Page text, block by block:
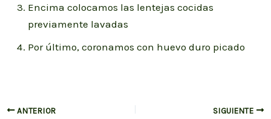
Encima colocamos las lentejas cocidas
previamente lavadas
Por último, coronamos con huevo duro picado
Navegación
ANTERIOR SIGUIENTE